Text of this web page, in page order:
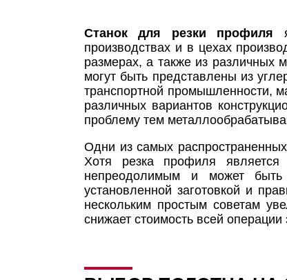
Станок для резки профиля
производствах и в цехах
размерах, а также из различных
могут быть представлены из
транспортной промышленности,
различных вариантов
проблему тем
Одни из самых
Хотя резка профиля
непреодолимым и может быть
установленной заготовкой и
нескольким простым советам
снижает стоимость всей операции